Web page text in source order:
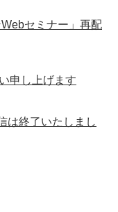
セミナー」再配
申し上げます
は終了いたしまし